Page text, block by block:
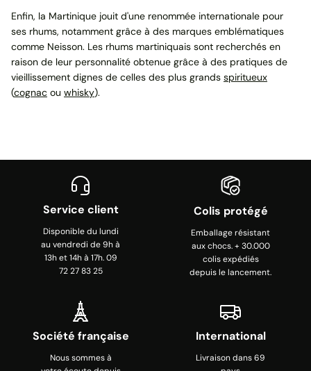
Enfin, la Martinique jouit d'une renommée internationale pour
ses rhums, notamment grâce à des marques emblématiques
comme Neisson. Les rhums martiniquais sont recherchés en
raison de leur personnalité obtenue grâce à des pratiques de
vieillissement dignes de celles des plus grands spiritueux
(cognac ou whisky).
Service client
Disponible du lundi
au vendredi de 9h à
13h et 14h à 17h. 09
72 27 83 25
Colis protégé
Emballage résistant
aux chocs. + 30.000
colis expédiés
depuis le lancement.
Société française
Nous sommes à
International
Livraison dans 69